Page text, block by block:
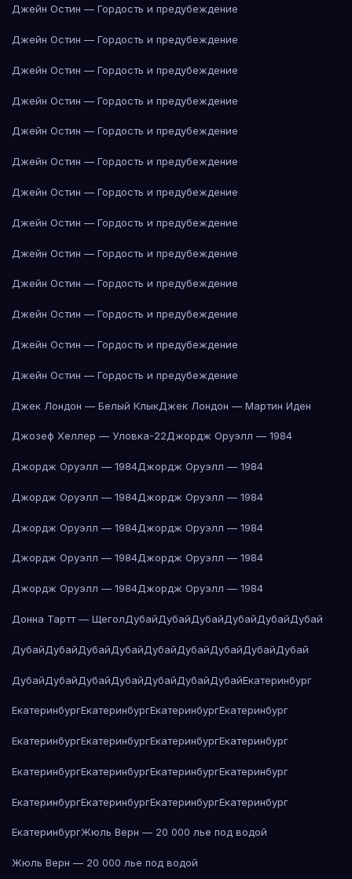
Джейн Остин — Гордость и предубеждение
Джейн Остин — Гордость и предубеждение
Джейн Остин — Гордость и предубеждение
Джейн Остин — Гордость и предубеждение
Джейн Остин — Гордость и предубеждение
Джейн Остин — Гордость и предубеждение
Джейн Остин — Гордость и предубеждение
Джейн Остин — Гордость и предубеждение
Джейн Остин — Гордость и предубеждение
Джейн Остин — Гордость и предубеждение
Джейн Остин — Гордость и предубеждение
Джейн Остин — Гордость и предубеждение
Джейн Остин — Гордость и предубеждение
Джек Лондон — Белый КлыкДжек Лондон — Мартин Иден
Джозеф Хеллер — Уловка-22Джордж Оруэлл — 1984
Джордж Оруэлл — 1984Джордж Оруэлл — 1984
Джордж Оруэлл — 1984Джордж Оруэлл — 1984
Джордж Оруэлл — 1984Джордж Оруэлл — 1984
Джордж Оруэлл — 1984Джордж Оруэлл — 1984
Джордж Оруэлл — 1984Джордж Оруэлл — 1984
Донна Тартт — ЩеголДубайДубайДубайДубайДубайДубай
ДубайДубайДубайДубайДубайДубайДубайДубайДубай
ДубайДубайДубайДубайДубайДубайДубайЕкатеринбург
ЕкатеринбургЕкатеринбургЕкатеринбургЕкатеринбург
ЕкатеринбургЕкатеринбургЕкатеринбургЕкатеринбург
ЕкатеринбургЕкатеринбургЕкатеринбургЕкатеринбург
ЕкатеринбургЕкатеринбургЕкатеринбургЕкатеринбург
ЕкатеринбургЖюль Верн — 20 000 лье под водой
Жюль Верн — 20 000 лье под водой